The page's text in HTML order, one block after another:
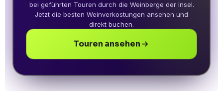
bei geführten Touren durch die Weinberge der Insel.
Jetzt die besten Weinverkostungen ansehen und
direkt buchen.
Touren ansehen